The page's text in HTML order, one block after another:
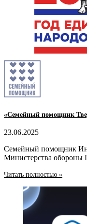
«Семейный помощник
23.06.2025
Семейный помощник
Министерства обороны
Читать полностью »